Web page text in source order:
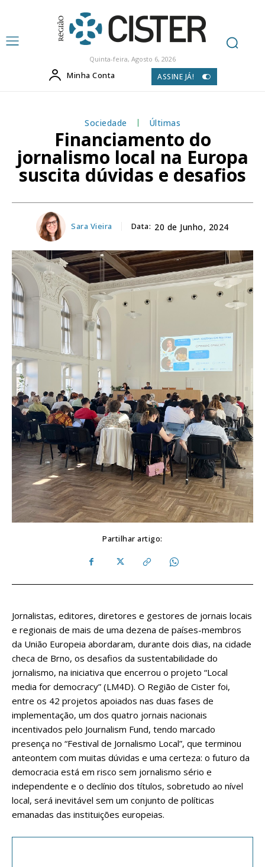
Quinta-feira, Agosto 6, 2026
Minha Conta ASSINE JÁ!
Sociedade Últimas
Financiamento do
jornalismo local na Europa
suscita dúvidas e desafios
Sara Vieira Data: 20 de Junho, 2024
Partilhar artigo:
Jornalistas, editores, diretores e gestores de jornais locais
e regionais de mais de uma dezena de países-membros
da União Europeia abordaram, durante dois dias, na cidade
checa de Brno, os desafios da sustentabilidade do
jornalismo, na iniciativa que encerrou o projeto “Local
media for democracy” (LM4D). O Região de Cister foi,
entre os 42 projetos apoiados nas duas fases de
implementação, um dos quatro jornais nacionais
incentivados pelo Journalism Fund, tendo marcado
presença no “Festival de Jornalismo Local”, que terminou
anteontem com muitas dúvidas e uma certeza: o futuro da
democracia está em risco sem jornalismo sério e
independente e o declínio dos títulos, sobretudo ao nível
local, será inevitável sem um conjunto de políticas
emanadas das instituições europeias.